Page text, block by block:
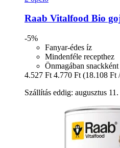
Raab Vitalfood Bio
-5%
Fanyar-édes íz
Mindenféle recepthez
Önmagában
4.527 Ft 4.770 Ft (18.108 Ft
Szállítás eddig: augusztus 11.